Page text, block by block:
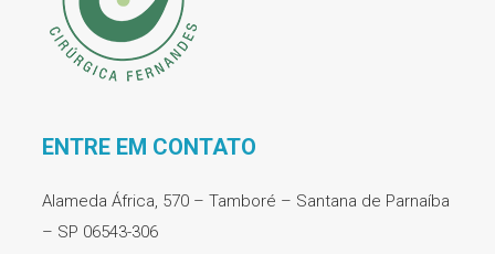
ENTRE EM CONTATO
Alameda África, 570 – Tamboré – Santana de Parnaíba
– SP 06543-306